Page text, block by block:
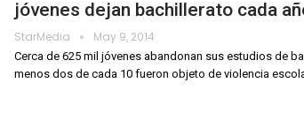
jóvenes dejan bachillerato cada
StarMedia May 9, 2014
Cerca de 625 mil jóvenes abandonan sus estudios de
menos dos de cada 10 fueron objeto de violencia